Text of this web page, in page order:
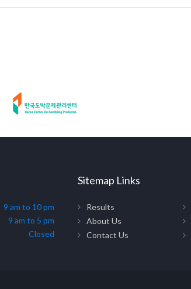
9 am to 10 pm
9 am to 5 pm
Closed
Sitemap Links
Results
About Us
Contact Us